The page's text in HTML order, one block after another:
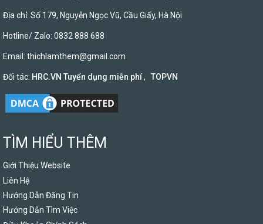
Địa chỉ: Số 179, Nguyễn Ngọc Vũ, Cầu Giấy, Hà Nội
Hotline/ Zalo: 0832 888 688
Email: thichlamthem@gmail.com
Đối tác: HRC.VN Tuyển dụng miễn phí, TOPVN
TÌM HIỂU THÊM
Giới Thiệu Website
Liên Hệ
Hướng Dẫn Đăng Tin
Hướng Dẫn Tìm Việc